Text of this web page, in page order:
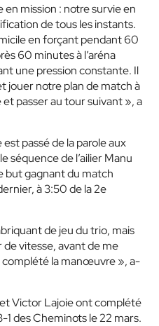
en mission : notre survie en
de tous les instants.
en forçant pendant 60
60 minutes à l’aréna
une pression constante. Il
jouer notre plan de match à
passer au tour suivant », a
passé de la parole aux
séquence de l’ailier Manu
but gagnant du match
à 3:50 de la 2e
de jeu du trio, mais
vitesse, avant de me
complété la manœuvre », a-
Victor Lajoie ont complété
1 des Cheminots le 22 mars.